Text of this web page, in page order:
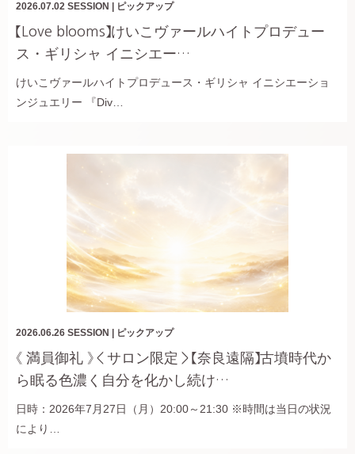
2026.07.02 SESSION ピックアップ
【Love blooms】けいこヴァールハイトプロデュー
ス・ギリシャ イニシエー…
けいこヴァールハイトプロデュース・ギリシャ イニシエーショ
ンジュエリー 『Div…
2026.06.26 SESSION ピックアップ
《 満員御礼 》＜サロン限定＞【奈良遠隔】古墳時代か
ら眠る色濃く自分を化かし続け…
日時：2026年7月27日（月）20:00～21:30 ※時間は当日の状況
により…